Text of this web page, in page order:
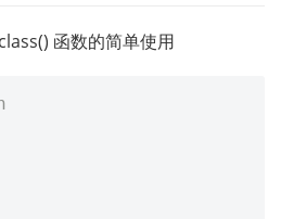
函数的简单使用